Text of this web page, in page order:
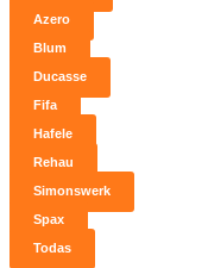
Azero
Blum
Ducasse
Fifa
Hafele
Rehau
Simonswerk
Spax
Todas